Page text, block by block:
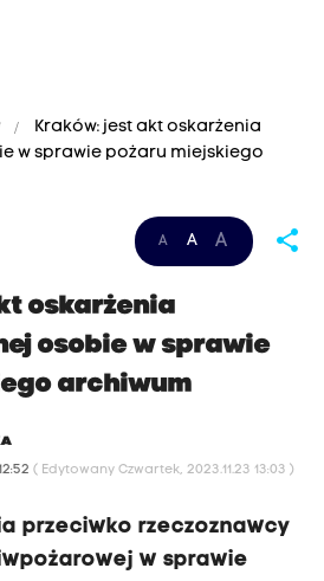
Kraków: jest akt oskarżenia
w sprawie pożaru miejskiego
A A A share
oskarżenia
osobie w sprawie
archiwum
( Edytowany Czwartek, 2023.11.23 13:03 )
przeciwko rzeczoznawcy
w sprawie